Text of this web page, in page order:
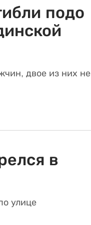
подо
двое из них не
в
улице